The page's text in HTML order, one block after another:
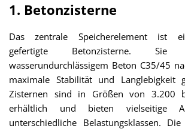
1. Betonzisterne
Das zentrale Speicherelement ist
gefertigte Betonzisterne.
wasserundurchlässigem Beton C35/45
maximale Stabilität und Langlebigkeit
Zisternen sind in Größen von 3.200
erhältlich und bieten vielseitige
unterschiedliche Belastungsklassen.